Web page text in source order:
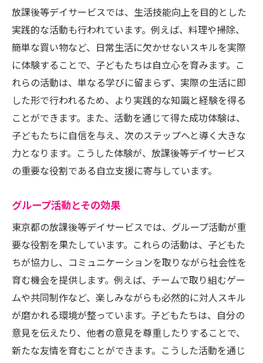
放課後等デイサービスでは、生活技能向上を目的とした
実践的な活動も行われています。例えば、料理や掃除、
簡単な買い物など、日常生活に欠かせないスキルを実際
に体験することで、子どもたちは自立心を育みます。こ
れらの活動は、単なる学びに留まらず、実際の生活に即
した形で行われるため、より実践的な知識と経験を得る
ことができます。また、活動を通じて得た成功体験は、
子どもたちに自信を与え、次のステップへと導く大きな
力となります。こうした体験が、放課後等デイサービス
の重要な役割である自立支援に寄与しています。
グループ活動とその効果
東京都の放課後等デイサービスでは、グループ活動が重
要な役割を果たしています。これらの活動は、子どもた
ちが協力し、コミュニケーションを取りながら社会性を
育む機会を提供します。例えば、チームで取り組むゲー
ムや共同制作など、楽しみながらも必然的に対人スキル
が磨かれる環境が整っています。子どもたちは、自分の
意見を伝えたり、他者の意見を尊重したりすることで、
新たな友情を育むことができます。こうした活動を通じ